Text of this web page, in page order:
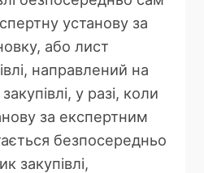
установу за
або лист
направлений на
у разі, коли
за експертним
безпосередньо
закупівлі,